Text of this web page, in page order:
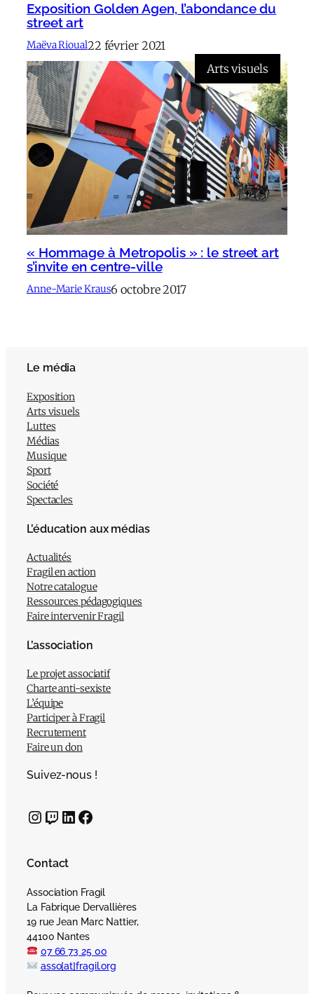
Exposition Golden Agen, l’abondance du
street art
Maëva Rioual22 février 2021
Arts visuels
« Hommage à Metropolis » : le street art
s’invite en centre-ville
Anne-Marie Kraus6 octobre 2017
Le média
Exposition
Arts visuels
Luttes
Médias
Musique
Sport
Société
Spectacles
L’éducation aux médias
Actualités
Fragil en action
Notre catalogue
Ressources pédagogiques
Faire intervenir Fragil
L’association
Le projet associatif
Charte anti-sexiste
L’équipe
Participer à Fragil
Recrutement
Faire un don
Suivez-nous !
InstagramTwitch LinkedIn Facebook
Contact
Association Fragil
La Fabrique Dervallières
19 rue Jean Marc Nattier,
44100 Nantes
07 66 73 25 00
asso[at]fragil.org